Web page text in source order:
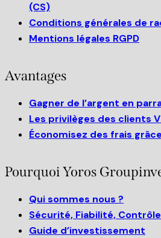
(CS)
Conditions générales de
Mentions légales RGPD
Avantages
Gagner de l’argent en
Les privilèges des clients
Économisez des frais grâce
Pourquoi Yoros
Qui sommes nous ?
Sécurité, Fiabilité, Contrôle
Guide d’investissement